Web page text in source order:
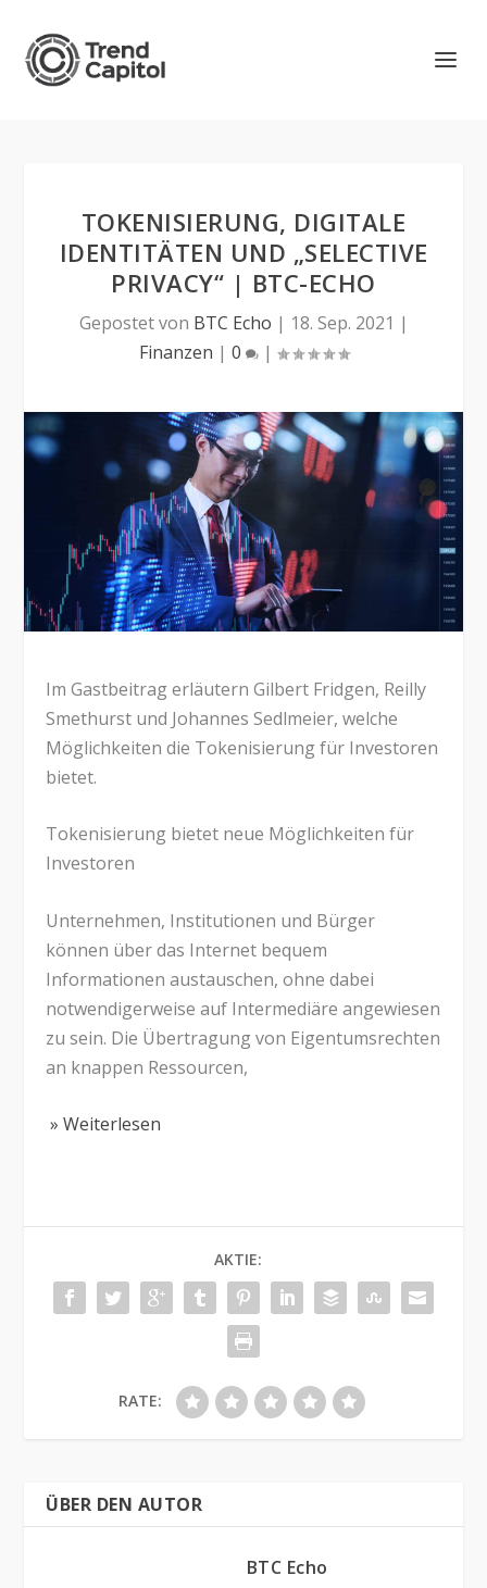
TOKENISIERUNG, DIGITALE
IDENTITÄTEN UND „SELECTIVE
PRIVACY“ | BTC-ECHO
Gepostet von BTC Echo | 18. Sep. 2021 |
Finanzen | 0 |
Im Gastbeitrag erläutern Gilbert Fridgen, Reilly
Smethurst und Johannes Sedlmeier, welche
Möglichkeiten die Tokenisierung für Investoren
bietet.
Tokenisierung bietet neue Möglichkeiten für
Investoren
Unternehmen, Institutionen und Bürger
können über das Internet bequem
Informationen austauschen, ohne dabei
notwendigerweise auf Intermediäre angewiesen
zu sein. Die Übertragung von Eigentumsrechten
an knappen Ressourcen,
» Weiterlesen
AKTIE:
RATE:
ÜBER DEN AUTOR
BTC Echo